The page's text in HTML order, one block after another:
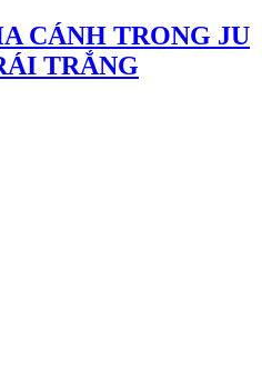
CÁNH TRONG JU
TRẮNG